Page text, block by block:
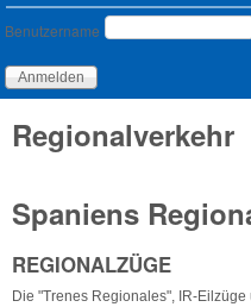
Benutzeranmeldung
Benutzername
Regionalverkehr
Spaniens
REGIONALZÜGE
Die "Trenes Regionales", IR-Eilzüge